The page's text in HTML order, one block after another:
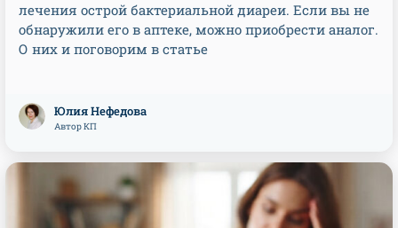
лечения острой бактериальной диареи. Если вы не
обнаружили его в аптеке, можно приобрести аналог.
О них и поговорим в статье
Юлия Нефедова
Автор КП